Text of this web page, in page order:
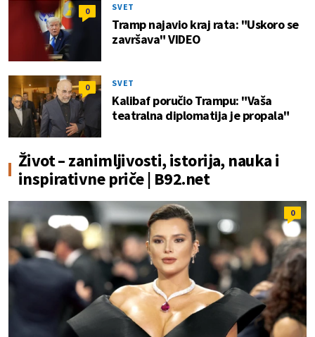
0 SVET
Tramp najavio kraj rata: "Uskoro se
završava" VIDEO
0 SVET
Kalibaf poručio Trampu: "Vaša
teatralna diplomatija je propala"
Život – zanimljivosti, istorija, nauka i
inspirativne priče | B92.net
0